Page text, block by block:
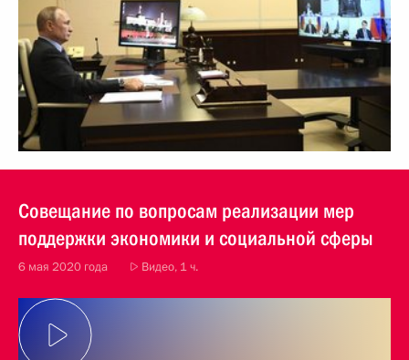
Совещание по вопросам реализации мер
поддержки экономики и социальной сферы
6 мая 2020 года Видео, 1 ч.